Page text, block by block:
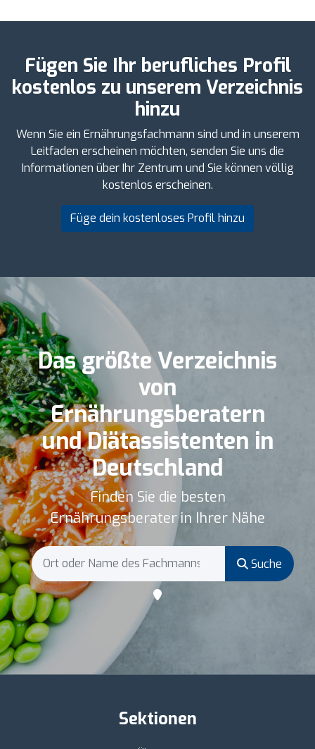
Fügen Sie Ihr berufliches Profil
kostenlos zu unserem Verzeichnis
hinzu
Wenn Sie ein Ernährungsfachmann sind und in unserem
Leitfaden erscheinen möchten, senden Sie uns die
Informationen über Ihr Zentrum und Sie können völlig
kostenlos erscheinen.
Füge dein kostenloses Profil hinzu
Das größte Verzeichnis
von
Ernährungsberatern
und Diätassistenten in
Deutschland
Finden Sie die besten
Ernährungsberater in Ihrer Nähe
Suche
Sektionen